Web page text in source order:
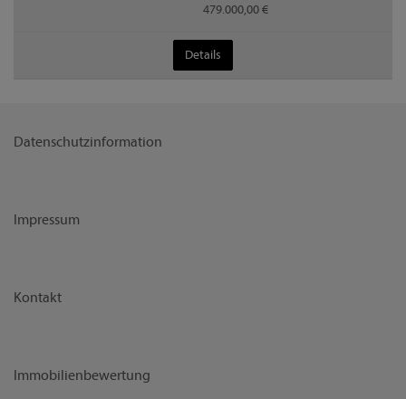
479.000,00 €
Details
Datenschutzinformation
Impressum
Kontakt
Immobilienbewertung